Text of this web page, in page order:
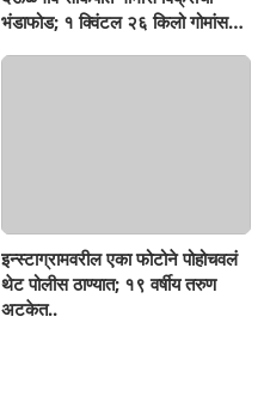
भंडाफोड; १ क्विंटल २६ किलो गोमांस
इन्स्टाग्रामवरील एका फोटोने पोहोचवलं
थेट पोलीस ठाण्यात; १९ वर्षीय तरुण
अटकेत..